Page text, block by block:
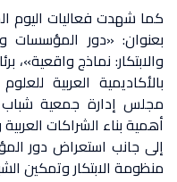
كما شهدت فعاليات اليوم
بعنوان: «دور المؤسسات
والابتكار: نماذج واقعية»،
بالأكاديمية العربية
مجلس إدارة جمعية شباب
أهمية بناء الشراكات
إلى جانب استعراض دور
منظومة الابتكار وتمكين